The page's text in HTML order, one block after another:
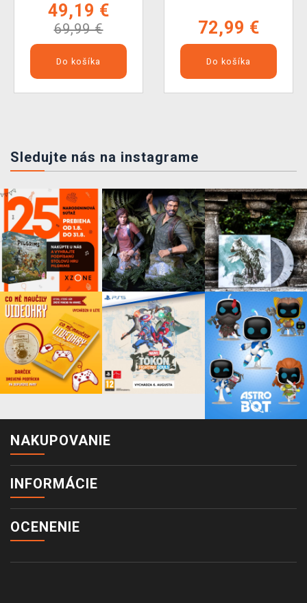
49,19 €
69,99 €
Do košíka
72,99 €
Do košíka
Sledujte nás na instagrame
NAKUPOVANIE
INFORMÁCIE
OCENENIE